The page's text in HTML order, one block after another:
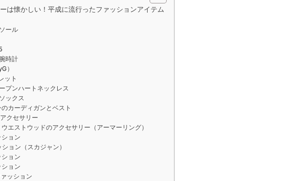
は懐かしい！平成に流行ったファッションアイテム
ール
時計
）
ット
プンハートネックレス
ックス
カーディガンとベスト
クセサリー
エストウッドのアクセサリー（アーマーリング）
ョン
ョン（スカジャン）
ョン
ョン
ッション